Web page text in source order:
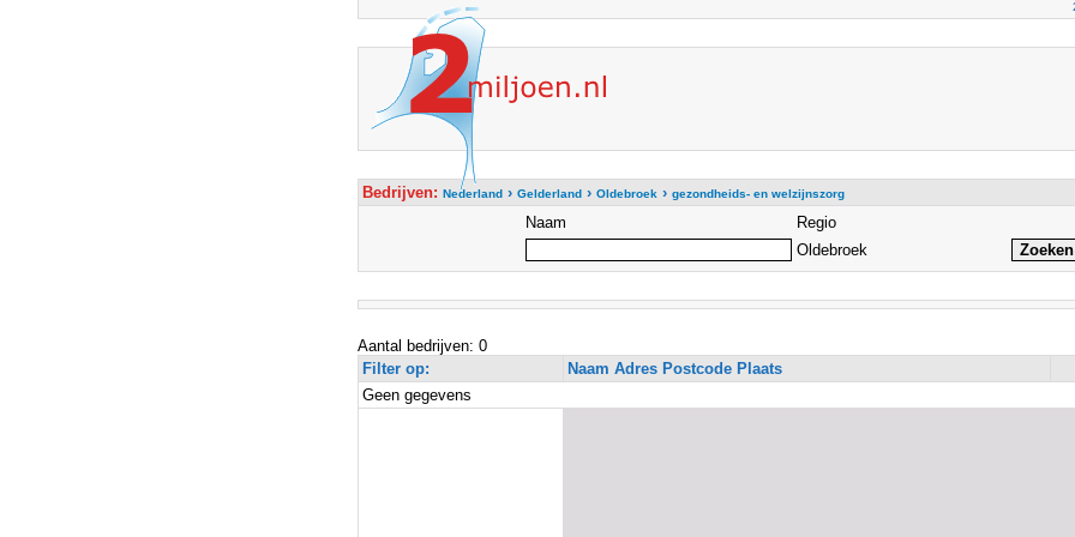
Bedrijven: Nederland› Gelderland› Oldebroek› gezondheids- en welzijnszorg
Naam
Regio
Oldebroek
Aantal bedrijven: 0
Filter op:
Naam Adres Postcode Plaats
Geen gegevens